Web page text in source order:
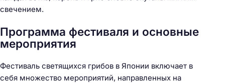
свечением.
Программа фестиваля и основные
мероприятия
Фестиваль светящихся грибов в Японии включает в
себя множество мероприятий, направленных на